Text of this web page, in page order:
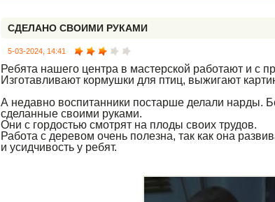
СДЕЛАНО СВОИМИ РУКАМИ
5-03-2024, 14:41
Ребята нашего центра в мастерской работают и с
Изготавливают кормушки для птиц, выжигают
А недавно воспитанники постарше делали нарды.
сделанные своими руками.
Они с гордостью смотрят на плоды своих трудов.
Работа с деревом очень полезна, так как она
и усидчивость у ребят.